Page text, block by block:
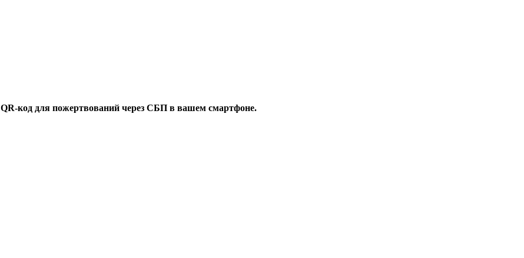
QR-код для пожертвований через СБП в вашем смартфоне.